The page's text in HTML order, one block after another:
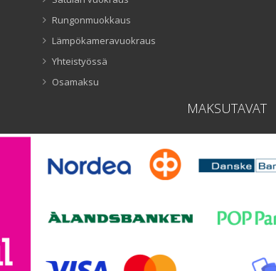
Rungonmuokkaus
Lämpökameravuokraus
Yhteistyössä
Osamaksu
MAKSUTAVAT